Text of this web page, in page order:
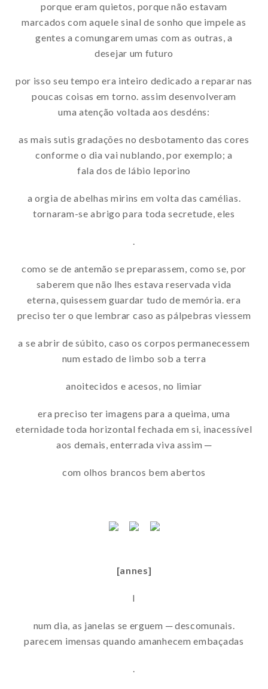
porque eram quietos, porque não estavam
marcados com aquele sinal de sonho que impele as
gentes a comungarem umas com as outras, a
desejar um futuro
por isso seu tempo era inteiro dedicado a reparar nas
poucas coisas em torno. assim desenvolveram
uma atenção voltada aos desdéns:
as mais sutis gradações no desbotamento das cores
conforme o dia vai nublando, por exemplo; a
fala dos de lábio leporino
a orgia de abelhas mirins em volta das camélias.
tornaram-se abrigo para toda secretude, eles
.
como se de antemão se preparassem, como se, por
saberem que não lhes estava reservada vida
eterna, quisessem guardar tudo de memória. era
preciso ter o que lembrar caso as pálpebras viessem
a se abrir de súbito, caso os corpos permanecessem
num estado de limbo sob a terra
anoitecidos e acesos, no limiar
era preciso ter imagens para a queima, uma
eternidade toda horizontal fechada em si, inacessível
aos demais, enterrada viva assim ─
com olhos brancos bem abertos
[annes]
I
num dia, as janelas se erguem ─ descomunais.
parecem imensas quando amanhecem embaçadas
.